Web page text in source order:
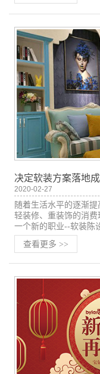
决定软装方案落地
2020-02-27
随着生活水平的逐渐提
轻装修、重装饰的消
一个新的职业--软装陈
查看更多 >>